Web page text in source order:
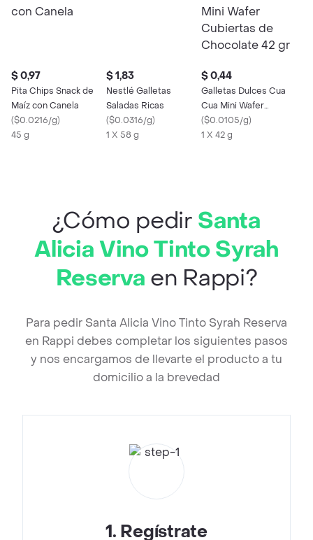
$ 0,97
Pita Chips Snack de
Maíz con Canela
($0.0216/g)
45 g
$ 1,83
Nestlé Galletas
Saladas Ricas
($0.0316/g)
1 X 58 g
$ 0,44
Galletas Dulces Cua
Cua Mini Wafer
Cubiertas de
Chocolate 42 gr
($0.0105/g)
1 X 42 g
¿Cómo pedir Santa
Alicia Vino Tinto Syrah
Reserva en Rappi?
Para pedir Santa Alicia Vino Tinto Syrah Reserva
en Rappi debes completar los siguientes pasos
y nos encargamos de llevarte el producto a tu
domicilio a la brevedad
1. Regístrate